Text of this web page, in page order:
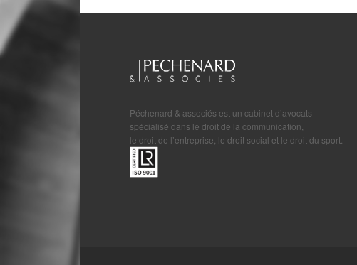
Péchenard & associés est un cabinet d’avocats
spécialisé dans le droit de la communication,
le droit de l’entreprise, le droit social et le droit du sport.